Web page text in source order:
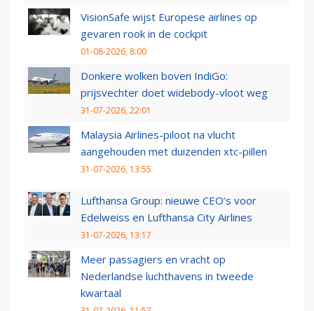
VisionSafe wijst Europese airlines op
gevaren rook in de cockpit
01-08-2026, 8:00
Donkere wolken boven IndiGo:
prijsvechter doet widebody-vloot weg
31-07-2026, 22:01
Malaysia Airlines-piloot na vlucht
aangehouden met duizenden xtc-pillen
31-07-2026, 13:55
Lufthansa Group: nieuwe CEO’s voor
Edelweiss en Lufthansa City Airlines
31-07-2026, 13:17
Meer passagiers en vracht op
Nederlandse luchthavens in tweede
kwartaal